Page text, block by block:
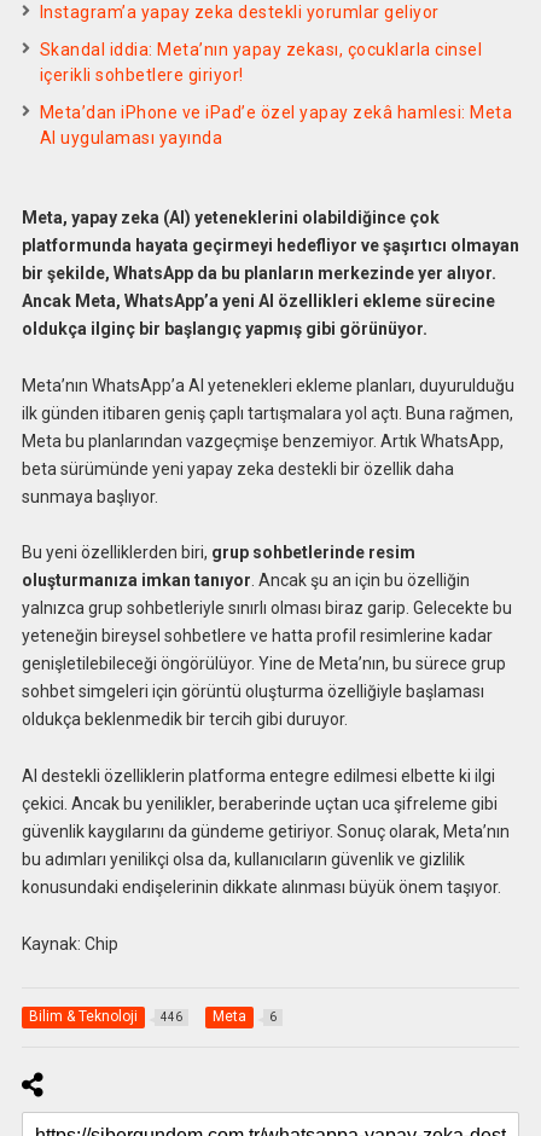
Instagram’a yapay zeka destekli yorumlar geliyor
Skandal iddia: Meta’nın yapay zekası, çocuklarla cinsel
içerikli sohbetlere giriyor!
Meta’dan iPhone ve iPad’e özel yapay zekâ hamlesi: Meta
AI uygulaması yayında
Meta, yapay zeka (AI) yeteneklerini olabildiğince çok
platformunda hayata geçirmeyi hedefliyor ve şaşırtıcı olmayan
bir şekilde, WhatsApp da bu planların merkezinde yer alıyor.
Ancak Meta, WhatsApp’a yeni AI özellikleri ekleme sürecine
oldukça ilginç bir başlangıç yapmış gibi görünüyor.
Meta’nın WhatsApp’a AI yetenekleri ekleme planları, duyurulduğu
ilk günden itibaren geniş çaplı tartışmalara yol açtı. Buna rağmen,
Meta bu planlarından vazgeçmişe benzemiyor. Artık WhatsApp,
beta sürümünde yeni yapay zeka destekli bir özellik daha
sunmaya başlıyor.
Bu yeni özelliklerden biri, grup sohbetlerinde resim
oluşturmanıza imkan tanıyor. Ancak şu an için bu özelliğin
yalnızca grup sohbetleriyle sınırlı olması biraz garip. Gelecekte bu
yeteneğin bireysel sohbetlere ve hatta profil resimlerine kadar
genişletilebileceği öngörülüyor. Yine de Meta’nın, bu sürece grup
sohbet simgeleri için görüntü oluşturma özelliğiyle başlaması
oldukça beklenmedik bir tercih gibi duruyor.
AI destekli özelliklerin platforma entegre edilmesi elbette ki ilgi
çekici. Ancak bu yenilikler, beraberinde uçtan uca şifreleme gibi
güvenlik kaygılarını da gündeme getiriyor. Sonuç olarak, Meta’nın
bu adımları yenilikçi olsa da, kullanıcıların güvenlik ve gizlilik
konusundaki endişelerinin dikkate alınması büyük önem taşıyor.
Kaynak: Chip
Bilim & Teknoloji 446 Meta 6